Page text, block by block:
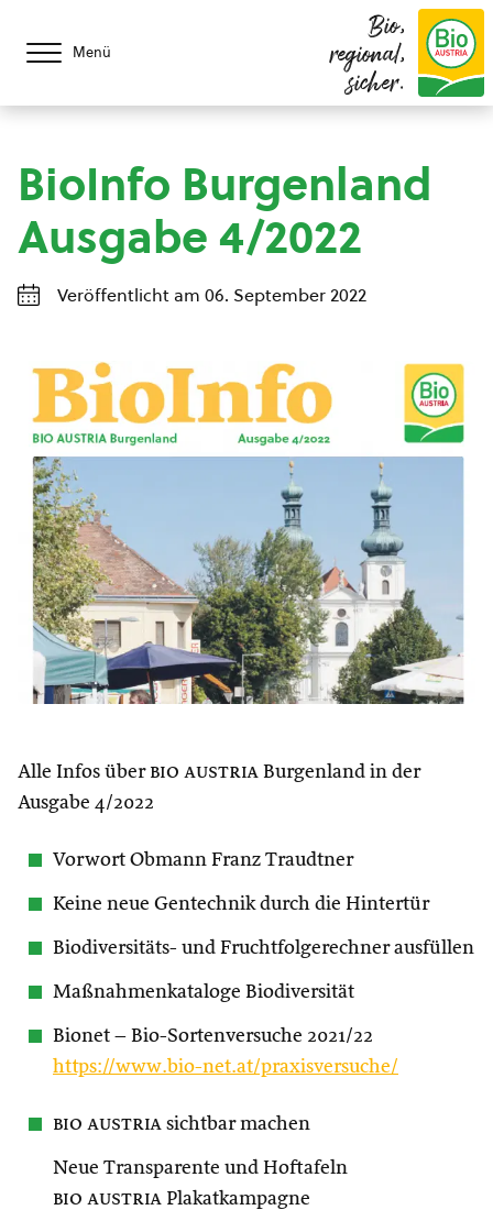
Menü
Bio,
regional,
sicher.
BioInfo Burgenland
Ausgabe 4/2022
Veröffentlicht am 06. September 2022
Alle Infos über bio austria Burgenland in der
Ausgabe 4/2022
Vorwort Obmann Franz Traudtner
Keine neue Gentechnik durch die Hintertür
Biodiversitäts- und Fruchtfolgerechner ausfüllen
Maßnahmenkataloge Biodiversität
Bionet – Bio-Sortenversuche 2021/22
https://www.bio-net.at/praxisversuche/
bio austria sichtbar machen
Neue Transparente und Hoftafeln
bio austria Plakatkampagne